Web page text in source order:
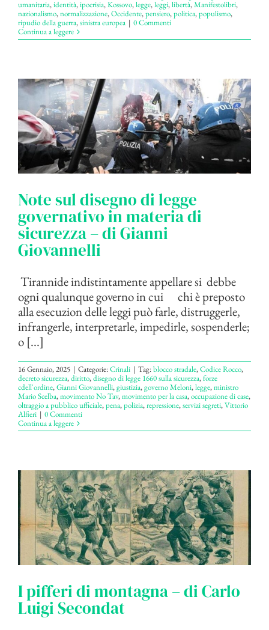
umanitaria,identità,ipocrisia,Kossovo,legge,leggi,libertà,Manifestolibri,
nazionalismo,normalizzazione,Occidente,pensiero,politica,populismo,
ripudio della guerra,sinistra europea | 0 Commenti
Continua a leggere
Note sul disegno di legge
governativo in materia di
sicurezza – di Gianni
Giovannelli
Tirannide indistintamente appellare si debbe
ogni qualunque governo in cui chi è preposto
alla esecuzion delle leggi può farle, distruggerle,
infrangerle, interpretarle, impedirle, sospenderle;
o [...]
16 Gennaio, 2025 | Categorie:Crinali | Tag:blocco stradale,Codice Rocco,
decreto sicurezza,diritto,disegno di legge 1660 sulla sicurezza,forze
cdell'ordine,Gianni Giovannelli,giustizia,governo Meloni,legge,ministro
Mario Scelba,movimento No Tav,movimento per la casa,occupazione di case,
oltraggio a pubblico ufficiale,pena,polizia,repressione,servizi segreti,Vittorio
Alfieri | 0 Commenti
Continua a leggere
I pifferi di montagna – di Carlo
Luigi Secondat